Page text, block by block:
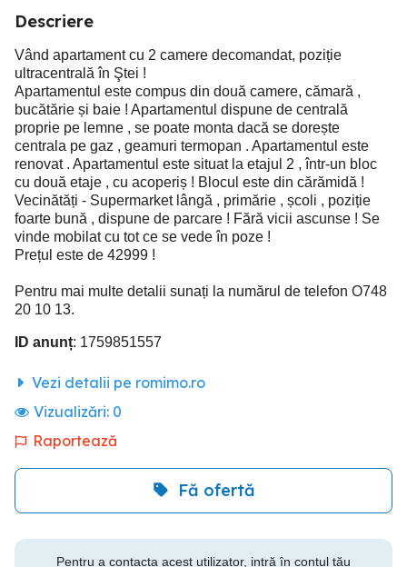
Descriere
Vând apartament cu 2 camere decomandat, poziție
ultracentrală în Ştei !
Apartamentul este compus din două camere, cămară ,
bucătărie și baie ! Apartamentul dispune de centrală
proprie pe lemne , se poate monta dacă se dorește
centrala pe gaz , geamuri termopan . Apartamentul este
renovat . Apartamentul este situat la etajul 2 , într-un bloc
cu două etaje , cu acoperiș ! Blocul este din cărămidă !
Vecinătăți - Supermarket lângă , primărie , școli , poziție
foarte bună , dispune de parcare ! Fără vicii ascunse ! Se
vinde mobilat cu tot ce se vede în poze !
Prețul este de 42999 !
Pentru mai multe detalii sunați la numărul de telefon O748
20 10 13.
ID anunț: 1759851557
Vezi detalii pe romimo.ro
Vizualizări: 0
Raportează
Fă ofertă
Pentru a contacta acest utilizator, intră în contul tău